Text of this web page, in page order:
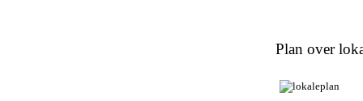
Plan over